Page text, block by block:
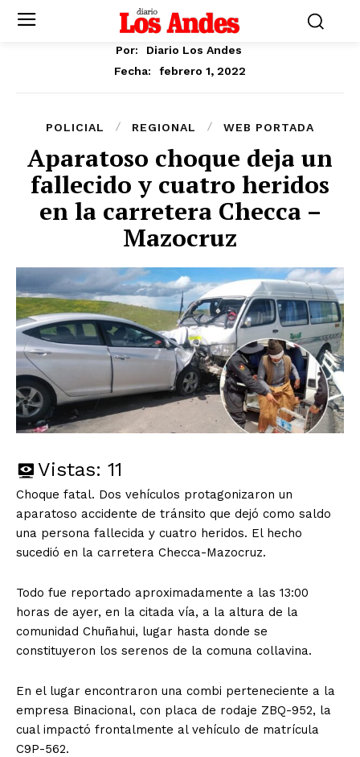
Por:
Diario Los Andes
Fecha:
febrero 1, 2022
POLICIAL REGIONAL WEB PORTADA
Aparatoso choque deja un
fallecido y cuatro heridos
en la carretera Checca –
Mazocruz
Vistas: 11
Choque fatal. Dos vehículos protagonizaron un
aparatoso accidente de tránsito que dejó como saldo
una persona fallecida y cuatro heridos. El hecho
sucedió en la carretera Checca-Mazocruz.
Todo fue reportado aproximadamente a las 13:00
horas de ayer, en la citada vía, a la altura de la
comunidad Chuñahui, lugar hasta donde se
constituyeron los serenos de la comuna collavina.
En el lugar encontraron una combi perteneciente a la
empresa Binacional, con placa de rodaje ZBQ-952, la
cual impactó frontalmente al vehículo de matrícula
C9P-562.